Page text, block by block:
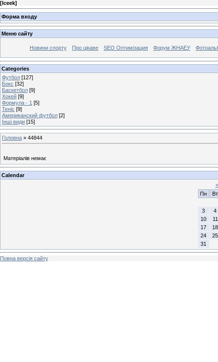
[Iceek]
Форма входу
Меню сайту
Новини спорту Про цікаве SEO Оптимізация Форум ЖНАЕУ
Categories
Футбол [127]
Бокс [32]
Баскетбол [9]
Хокей [9]
Формула - 1 [5]
Теніс [9]
Американский футбол [2]
Інші види [15]
Головна » 44844
Матеріалів немає
Calendar
«
Пн
Вт
3
4
10
11
17
18
24
25
31
Повна версія сайту